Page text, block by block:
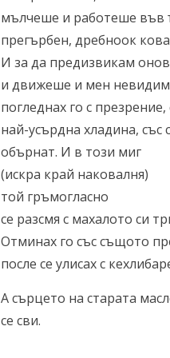
мълчеше и работеше във
прегърбен, дребноок
И за да предизвикам
и движеше и мен
погледнах го с презрение,
най-усърдна хладина, със
обърнат. И в този миг
(искра край наковалня)
той гръмогласно
се разсмя с махалото си
Отминах го със същото
после се улисах с
А сърцето на старата
се сви.